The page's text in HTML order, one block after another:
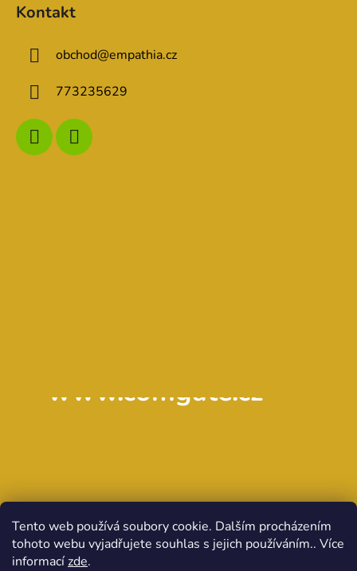
Tento web používá soubory cookie. Dalším procházením
tohoto webu vyjadřujete souhlas s jejich používáním.. Více
informacízde.
Kontakt
obchod@empathia.cz
773235629
www.comgate.cz